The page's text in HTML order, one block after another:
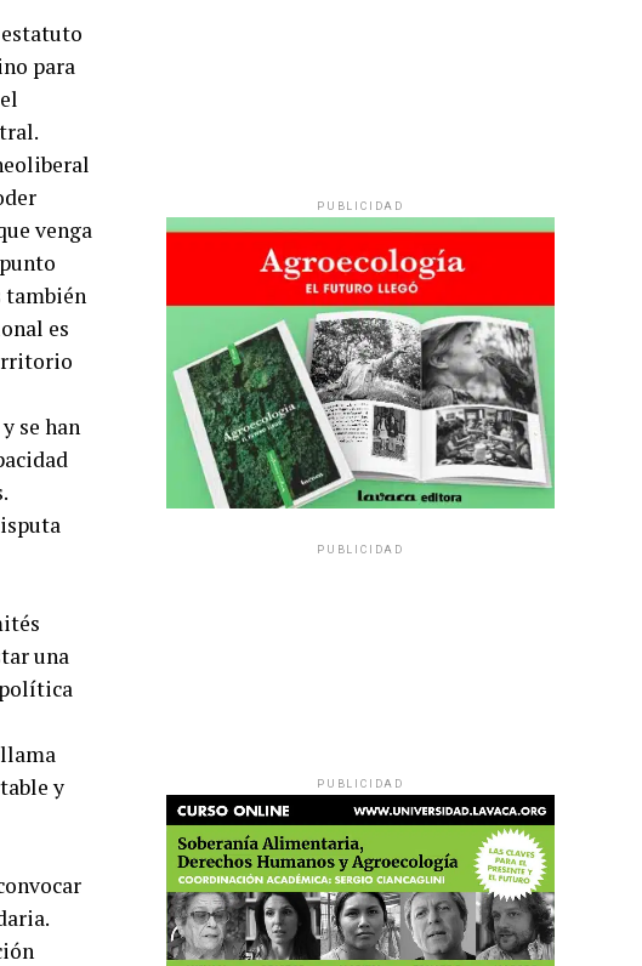
para
venga
también
es
se han
una
y
PUBLICIDAD
PUBLICIDAD
PUBLICIDAD